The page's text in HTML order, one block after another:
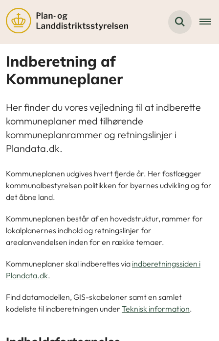
Indberetning af
Kommuneplaner
Her finder du vores vejledning til at indberette
kommuneplaner med tilhørende
kommuneplanrammer og retningslinjer i
Plandata.dk.
Kommuneplanen udgives hvert fjerde år. Her fastlægger
kommunalbestyrelsen politikken for byernes udvikling og for
det åbne land.
Kommuneplanen består af en hovedstruktur, rammer for
lokalplanernes indhold og retningslinjer for
arealanvendelsen inden for en række temaer.
Kommuneplaner skal indberettes via indberetningssiden i
Plandata.dk.
Find datamodellen, GIS-skabeloner samt en samlet
kodeliste til indberetningen under Teknisk information.